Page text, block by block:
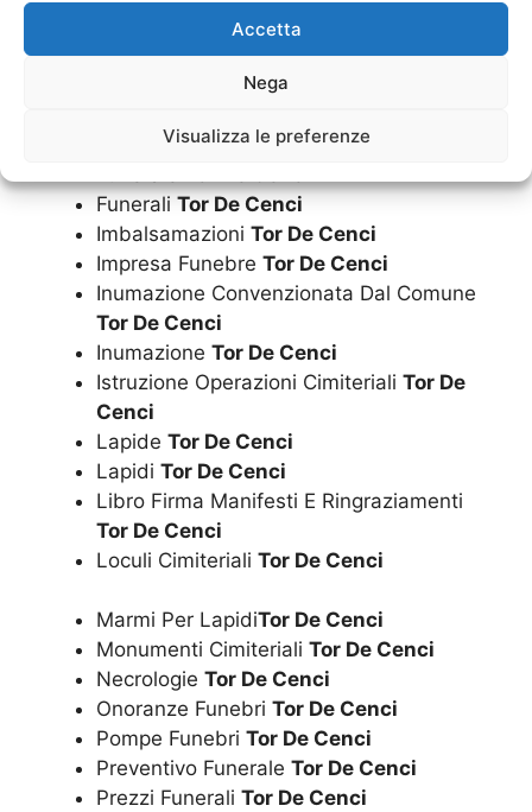
Accetta
Nega
Visualizza le preferenze
Funerale A RateTor De Cenci
Funerale Convenzionato Con Il Comune
Funerale LaicoTor De Cenci
Funerali Tor De Cenci
Imbalsamazioni Tor De Cenci
Impresa Funebre Tor De Cenci
Inumazione Convenzionata Dal Comune
Tor De Cenci
Inumazione Tor De Cenci
Istruzione Operazioni Cimiteriali Tor De
Cenci
Lapide Tor De Cenci
Lapidi Tor De Cenci
Libro Firma Manifesti E Ringraziamenti
Tor De Cenci
Loculi Cimiteriali Tor De Cenci
Marmi Per LapidiTor De Cenci
Monumenti Cimiteriali Tor De Cenci
Necrologie Tor De Cenci
Onoranze Funebri Tor De Cenci
Pompe Funebri Tor De Cenci
Preventivo Funerale Tor De Cenci
Prezzi Funerali Tor De Cenci